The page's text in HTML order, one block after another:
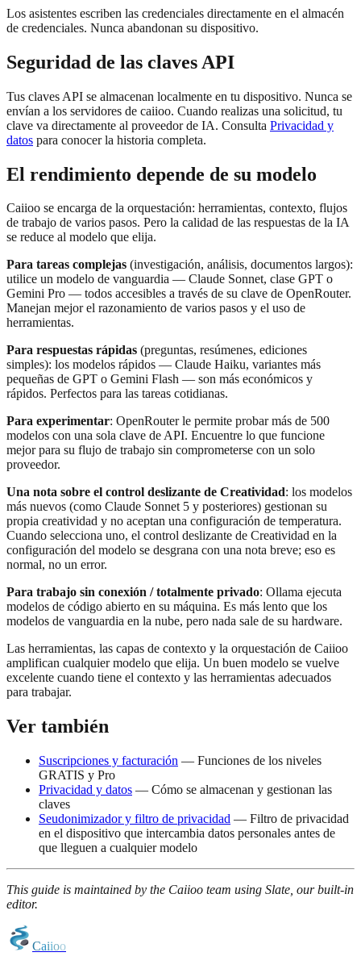
Los asistentes escriben las credenciales directamente en el almacén
de credenciales. Nunca abandonan su dispositivo.
Seguridad de las claves API
Tus claves API se almacenan localmente en tu dispositivo. Nunca se
envían a los servidores de caiioo. Cuando realizas una solicitud, tu
clave va directamente al proveedor de IA. Consulta Privacidad y
datos para conocer la historia completa.
El rendimiento depende de su modelo
Caiioo se encarga de la orquestación: herramientas, contexto, flujos
de trabajo de varios pasos. Pero la calidad de las respuestas de la IA
se reduce al modelo que elija.
Para tareas complejas (investigación, análisis, documentos largos):
utilice un modelo de vanguardia — Claude Sonnet, clase GPT o
Gemini Pro — todos accesibles a través de su clave de OpenRouter.
Manejan mejor el razonamiento de varios pasos y el uso de
herramientas.
Para respuestas rápidas (preguntas, resúmenes, ediciones
simples): los modelos rápidos — Claude Haiku, variantes más
pequeñas de GPT o Gemini Flash — son más económicos y
rápidos. Perfectos para las tareas cotidianas.
Para experimentar: OpenRouter le permite probar más de 500
modelos con una sola clave de API. Encuentre lo que funcione
mejor para su flujo de trabajo sin comprometerse con un solo
proveedor.
Una nota sobre el control deslizante de Creatividad: los modelos
más nuevos (como Claude Sonnet 5 y posteriores) gestionan su
propia creatividad y no aceptan una configuración de temperatura.
Cuando selecciona uno, el control deslizante de Creatividad en la
configuración del modelo se desgrana con una nota breve; eso es
normal, no un error.
Para trabajo sin conexión / totalmente privado: Ollama ejecuta
modelos de código abierto en su máquina. Es más lento que los
modelos de vanguardia en la nube, pero nada sale de su hardware.
Las herramientas, las capas de contexto y la orquestación de Caiioo
amplifican cualquier modelo que elija. Un buen modelo se vuelve
excelente cuando tiene el contexto y las herramientas adecuados
para trabajar.
Ver también
Suscripciones y facturación — Funciones de los niveles
GRATIS y Pro
Privacidad y datos — Cómo se almacenan y gestionan las
claves
Seudonimizador y filtro de privacidad — Filtro de privacidad
en el dispositivo que intercambia datos personales antes de
que lleguen a cualquier modelo
This guide is maintained by the Caiioo team using Slate, our built-in
editor.
Caiioo